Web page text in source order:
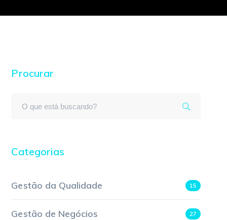
Procurar
Categorias
Gestão da Qualidade 15
Gestão de Negócios 27